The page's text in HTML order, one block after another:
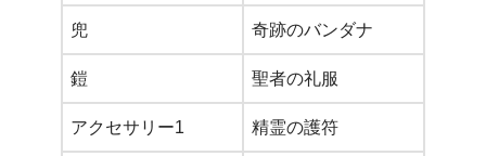
兜 奇跡のバンダナ
鎧 聖者の礼服
アクセサリー1 精霊の護符